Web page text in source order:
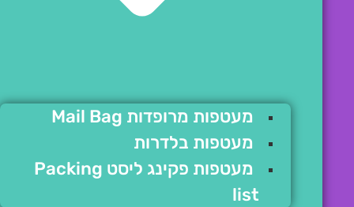
מעטפות מרופדות Mail Bag
מעטפות בלדרות
מעטפות פקינג ליסט Packing
list